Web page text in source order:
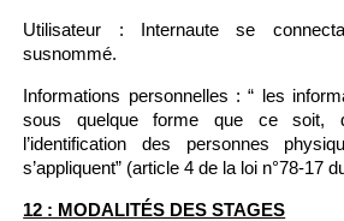
Utilisateur : Internaute se
susnommé.
Informations personnelles : “ les
sous quelque forme que ce soit,
l’identification des personnes
s’appliquent” (article 4 de la loi n°78-17
12 : MODALITÉS DES STAGES